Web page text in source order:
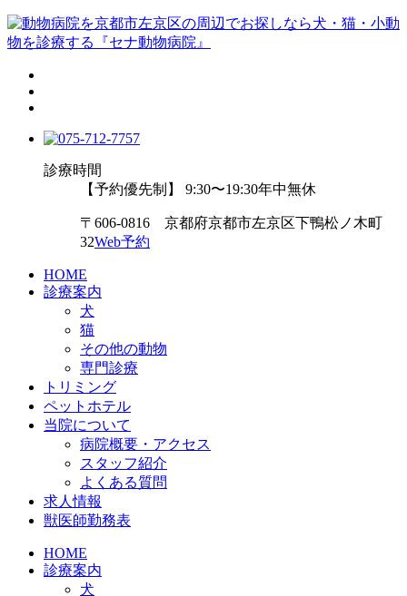
診療時間
【予約優先制】 9:30〜19:30年中無休
〒606-0816 京都府京都市左京区下鴨松ノ木町
32Web予約
HOME
診療案内
犬
猫
その他の動物
専門診療
トリミング
ペットホテル
当院について
病院概要・アクセス
スタッフ紹介
よくある質問
求人情報
獣医師勤務表
HOME
診療案内
犬